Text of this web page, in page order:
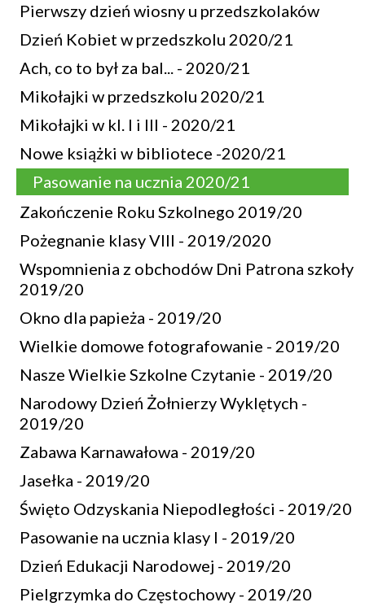
Pierwszy dzień wiosny u przedszkolaków
Dzień Kobiet w przedszkolu 2020/21
Ach, co to był za bal... - 2020/21
Mikołajki w przedszkolu 2020/21
Mikołajki w kl. I i III - 2020/21
Nowe książki w bibliotece -2020/21
Pasowanie na ucznia 2020/21
Zakończenie Roku Szkolnego 2019/20
Pożegnanie klasy VIII - 2019/2020
Wspomnienia z obchodów Dni Patrona szkoły
2019/20
Okno dla papieża - 2019/20
Wielkie domowe fotografowanie - 2019/20
Nasze Wielkie Szkolne Czytanie - 2019/20
Narodowy Dzień Żołnierzy Wyklętych -
2019/20
Zabawa Karnawałowa - 2019/20
Jasełka - 2019/20
Święto Odzyskania Niepodległości - 2019/20
Pasowanie na ucznia klasy I - 2019/20
Dzień Edukacji Narodowej - 2019/20
Pielgrzymka do Częstochowy - 2019/20